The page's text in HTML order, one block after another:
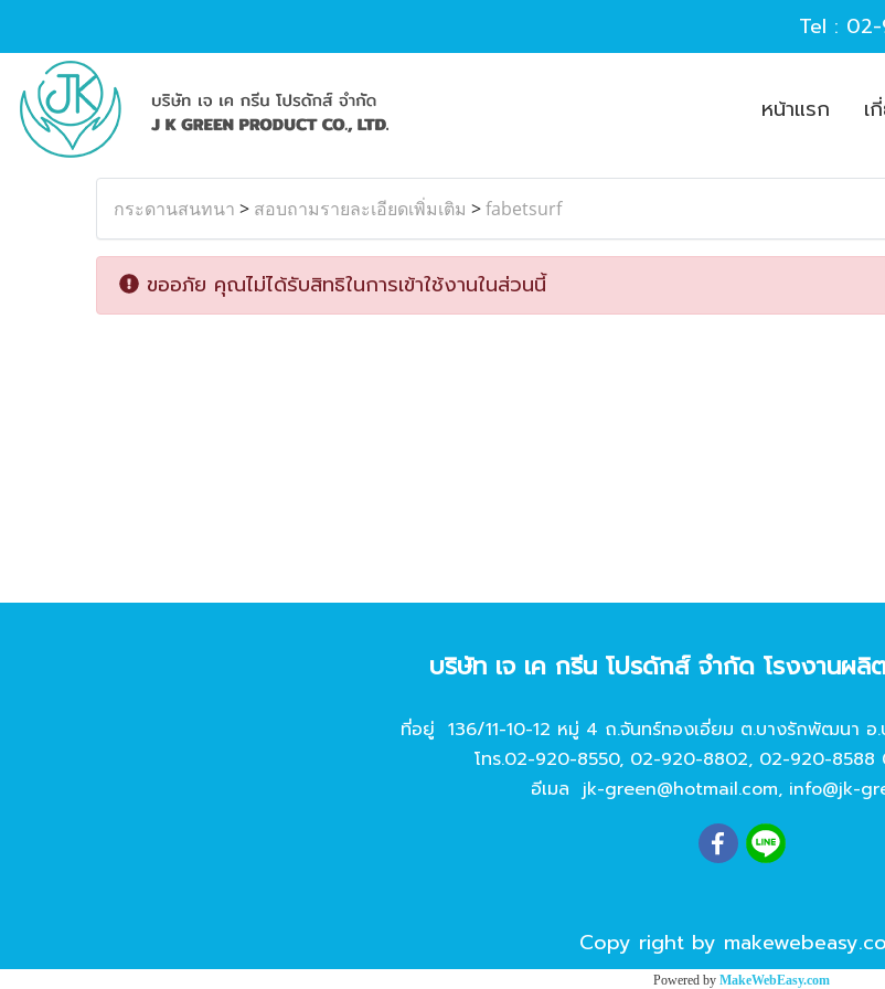
Tel :
หน้าแรก เ
กระดานสนทนา > สอบถามรายละเอียดเพิ่มเติม >fabetsurf
ขออภัย คุณไม่ได้รับสิทธิในการเข้าใช้งานในส่วนนี้
บริษัท เจ เค กรีน โปรดักส์ จํากัด โรงงานผลิ
ที่อยู่ 136/11-10-12 หมู่ 4 ถ.จันทร์ทองเอี่ยม ต.บางรักพัฒนา อ.
โทร.02-920-8550, 02-920-8802, 02-920-8588
อีเมล jk-green@hotmail.com, info@jk-
Copy right by
Powered by MakeWebEasy.com